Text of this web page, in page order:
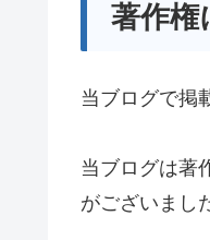
著作権
当ブログで掲
当ブログは著
がございまし